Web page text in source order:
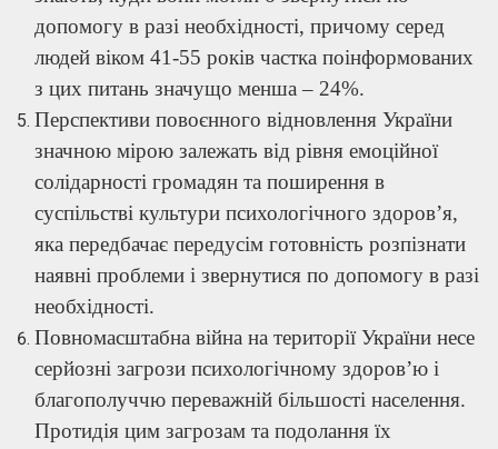
допомогу в разі необхідності, причому серед
людей віком 41-55 років частка поінформованих
з цих питань значущо менша – 24%.
Перспективи повоєнного відновлення України
значною мірою залежать від рівня емоційної
солідарності громадян та поширення в
суспільстві культури психологічного здоров’я,
яка передбачає передусім готовність розпізнати
наявні проблеми і звернутися по допомогу в разі
необхідності.
Повномасштабна війна на території України несе
серйозні загрози психологічному здоров’ю і
благополуччю переважній більшості населення.
Протидія цим загрозам та подолання їх